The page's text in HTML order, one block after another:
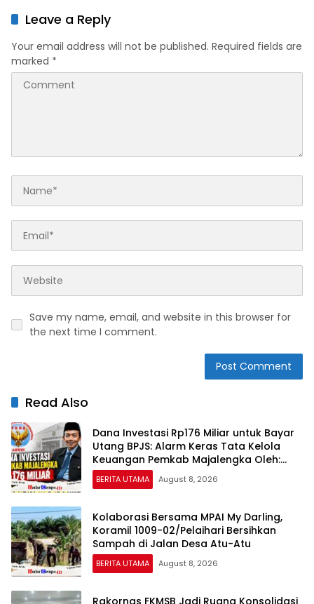
Kesehatan Gratis bagi
Masyarakat
Leave a Reply
Your email address will not be published. Required fields are
marked *
Save my name, email, and website in this browser for
the next time I comment.
Read Also
Dana Investasi Rp176 Miliar untuk Bayar
Utang BPJS: Alarm Keras Tata Kelola
Keuangan Pemkab Majalengka Oleh:
Aceng Syamsul Hadie (ASH)
BERITA UTAMA August 8, 2026
Kolaborasi Bersama MPAI My Darling,
Koramil 1009-02/Pelaihari Bersihkan
Sampah di Jalan Desa Atu-Atu
BERITA UTAMA August 8, 2026
Rakornas FKMSB Jadi Ruang Konsolidasi